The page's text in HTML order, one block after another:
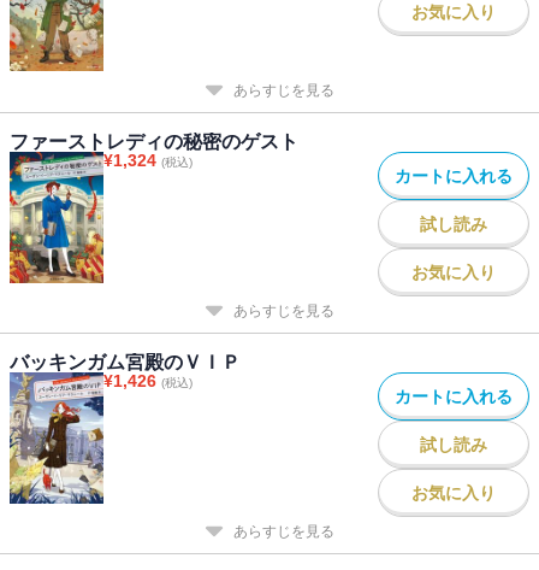
お気に入り
あらすじを見る
ファーストレディの秘密のゲスト
¥1,324 (税込)
カートに入れる
試し読み
お気に入り
あらすじを見る
バッキンガム宮殿のＶＩＰ
¥1,426 (税込)
カートに入れる
試し読み
お気に入り
あらすじを見る